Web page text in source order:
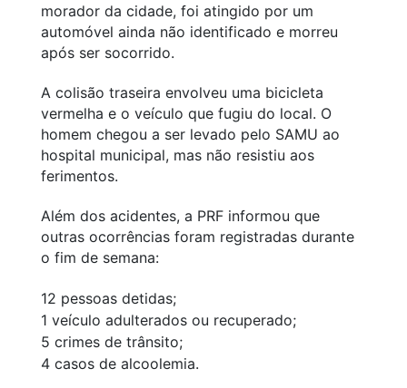
morador da cidade, foi atingido por um
automóvel ainda não identificado e morreu
após ser socorrido.
A colisão traseira envolveu uma bicicleta
vermelha e o veículo que fugiu do local. O
homem chegou a ser levado pelo SAMU ao
hospital municipal, mas não resistiu aos
ferimentos.
Além dos acidentes, a PRF informou que
outras ocorrências foram registradas durante
o fim de semana:
12 pessoas detidas;
1 veículo adulterados ou recuperado;
5 crimes de trânsito;
4 casos de alcoolemia.